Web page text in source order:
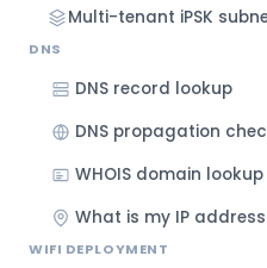
DNS
DNS record lookup
WHOIS domain lookup
What is my IP address
WIFI DEPLOYMENT